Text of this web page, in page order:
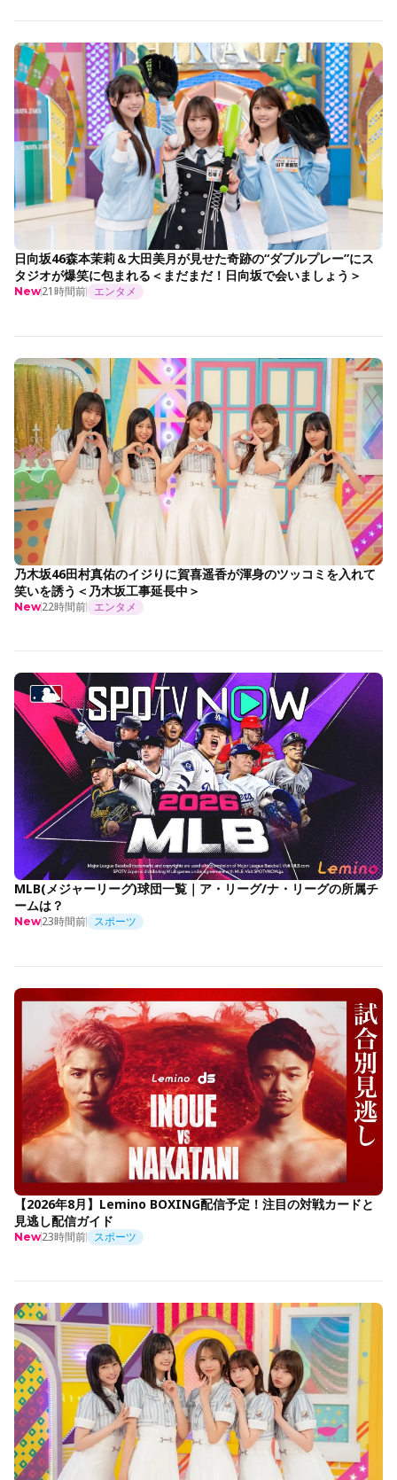
日向坂46森本茉莉＆大田美月が見せた奇跡の“ダブルプレー”にス
タジオが爆笑に包まれる＜まだまだ！日向坂で会いましょう＞
New21時間前 エンタメ
乃木坂46田村真佑のイジりに賀喜遥香が渾身のツッコミを入れて
笑いを誘う＜乃木坂工事延長中＞
New22時間前 エンタメ
MLB(メジャーリーグ)球団一覧｜ア・リーグ/ナ・リーグの所属チ
ームは？
New23時間前 スポーツ
【2026年8月】Lemino BOXING配信予定！注目の対戦カードと
見逃し配信ガイド
New23時間前 スポーツ